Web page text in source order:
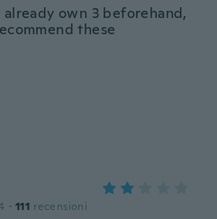
own 3 beforehand,
these
· 111 recensioni